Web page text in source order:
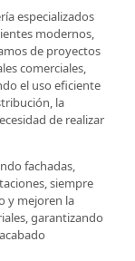
especializados
modernos,
de proyectos
comerciales,
el uso eficiente
la
de realizar
fachadas,
siempre
y mejoren la
garantizando